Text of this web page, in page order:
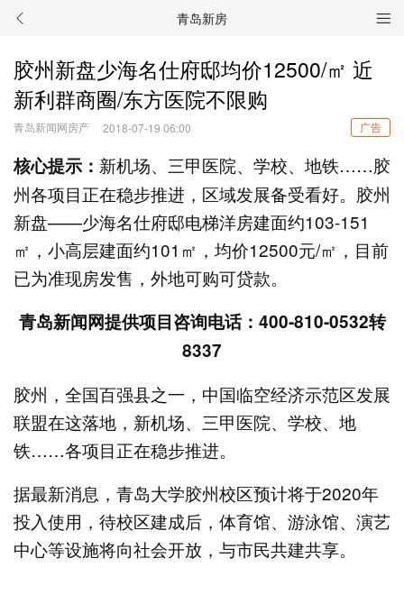
青岛新房
胶州新盘少海名仕府邸均价12500/㎡ 近
新利群商圈/东方医院不限购
青岛新闻网房产 2018-07-19 06:00 广告
核心提示： 新机场、三甲医院、学校、地铁……胶
州各项目正在稳步推进，区域发展备受看好。胶州
新盘——少海名仕府邸电梯洋房建面约103-151
㎡，小高层建面约101㎡，均价12500元/㎡，目前
已为准现房发售，外地可购可贷款。
青岛新闻网提供项目咨询电话：400-810-0532转
8337
胶州，全国百强县之一，中国临空经济示范区发展
联盟在这落地，新机场、三甲医院、学校、地
铁……各项目正在稳步推进。
据最新消息，青岛大学胶州校区预计将于2020年
投入使用，待校区建成后，体育馆、游泳馆、演艺
中心等设施将向社会开放，与市民共建共享。